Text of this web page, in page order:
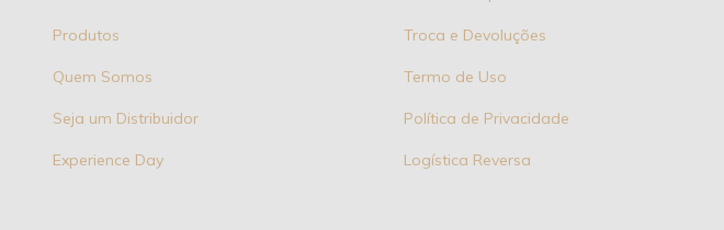
Produtos
Quem Somos
Seja um Distribuidor
Experience Day
Troca e Devoluções
Termo de Uso
Política de Privacidade
Logística Reversa